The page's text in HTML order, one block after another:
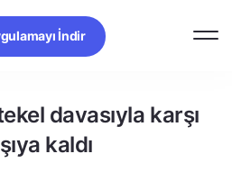
İndir
davasıyla karşı
kaldı